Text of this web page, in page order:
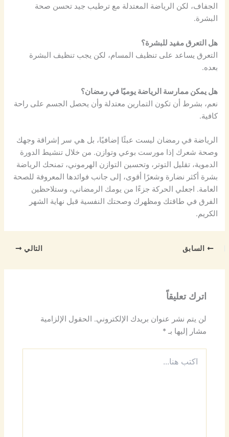
الجفاف، لكن الرياضة المعتدلة مع ترطيب جيد تحسن صحة
البشرة.
هل التعرق مفيد للبشرة؟
التعرق يساعد على تنظيف المسام، لكن يجب تنظيف البشرة
بعده.
هل يمكن ممارسة الرياضة يوميًا في رمضان؟
نعم، بشرط أن تكون التمارين معتدلة وأن يحصل الجسم على راحة
كافية.
الرياضة في رمضان ليست عبئًا إضافيًا، بل هي سر إشراقة وجهك
وصحة شعرك إذا مورست بوعي وتوازن. من خلال تنشيط الدورة
الدموية، تقليل التوتر، وتحسين التوازن الهرموني، تمنحك الرياضة
بشرة أكثر نضارة وشعرًا أقوى، إلى جانب فوائدها المعروفة للصحة
العامة. اجعلي الحركة جزءًا من يومك الرمضاني، وستلاحظين
الفرق في طاقتك ومظهرك وصحتك النفسية قبل نهاية الشهر
الكريم.
السابق التالي
اترك تعليقاً
لن يتم نشر عنوان بريدك الإلكتروني. الحقول الإلزامية
مشار إليها بـ*
هنا...